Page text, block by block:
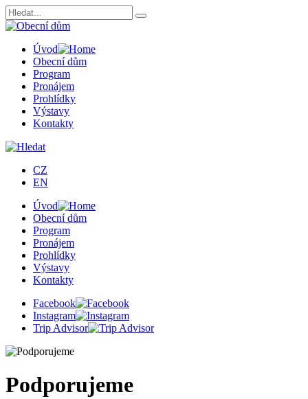
Úvod
Obecní dům
Program
Pronájem
Prohlídky
Výstavy
Kontakty
CZ
EN
Úvod
Obecní dům
Program
Pronájem
Prohlídky
Výstavy
Kontakty
Facebook
Instagram
Trip Advisor
Podporujeme